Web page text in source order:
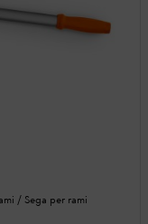
/ Sega per rami